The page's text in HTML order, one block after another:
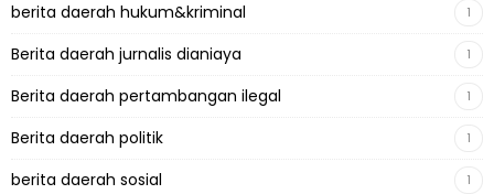
berita daerah hukum&kriminal 1
Berita daerah jurnalis dianiaya 1
Berita daerah pertambangan ilegal 1
Berita daerah politik 1
berita daerah sosial 1